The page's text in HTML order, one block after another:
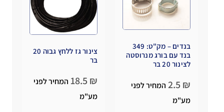
בנדים – מק"ט: 349
בנד עם בורג מנרוסטה
לצינור 20 בר
₪
המחיר לפני
מע"מ
צינור גז ללחץ גבוה 20
בר
₪
המחיר לפני
מע"מ